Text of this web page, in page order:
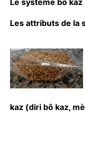
Le systeme bô kaz :
Les attributs de la